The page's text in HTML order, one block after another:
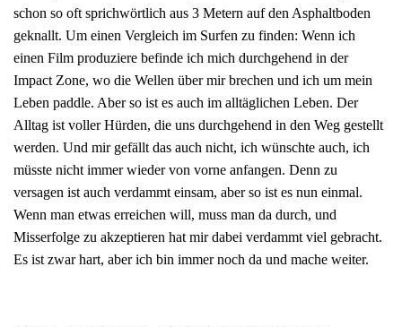
schon so oft sprichwörtlich aus 3 Metern auf den Asphaltboden
geknallt. Um einen Vergleich im Surfen zu finden: Wenn ich
einen Film produziere befinde ich mich durchgehend in der
Impact Zone, wo die Wellen über mir brechen und ich um mein
Leben paddle. Aber so ist es auch im alltäglichen Leben. Der
Alltag ist voller Hürden, die uns durchgehend in den Weg gestellt
werden. Und mir gefällt das auch nicht, ich wünschte auch, ich
müsste nicht immer wieder von vorne anfangen. Denn zu
versagen ist auch verdammt einsam, aber so ist es nun einmal.
Wenn man etwas erreichen will, muss man da durch, und
Misserfolge zu akzeptieren hat mir dabei verdammt viel gebracht.
Es ist zwar hart, aber ich bin immer noch da und mache weiter.